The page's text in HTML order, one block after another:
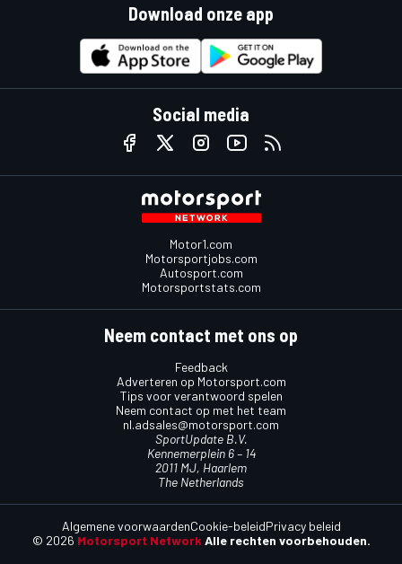
Download onze app
Social media
Motor1.com
Motorsportjobs.com
Autosport.com
Motorsportstats.com
Neem contact met ons op
Feedback
Adverteren op Motorsport.com
Tips voor verantwoord spelen
Neem contact op met het team
nl.adsales@motorsport.com
SportUpdate B.V.
Kennemerplein 6 – 14
2011 MJ, Haarlem
The Netherlands
© 2026 Motorsport Network Alle rechten voorbehouden.
Algemene voorwaardenCookie-beleidPrivacy beleid